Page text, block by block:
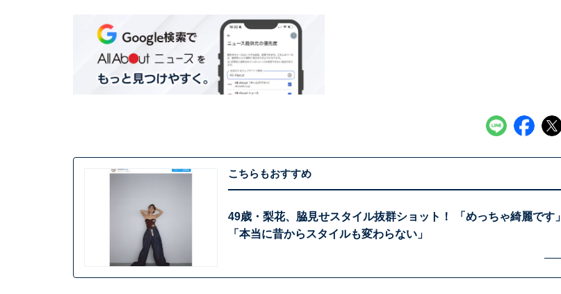
こちらもおすすめ
49歳・梨花、脇見せスタイル抜群ショット！ 「めっちゃ綺麗です」
「本当に昔からスタイルも変わらない」